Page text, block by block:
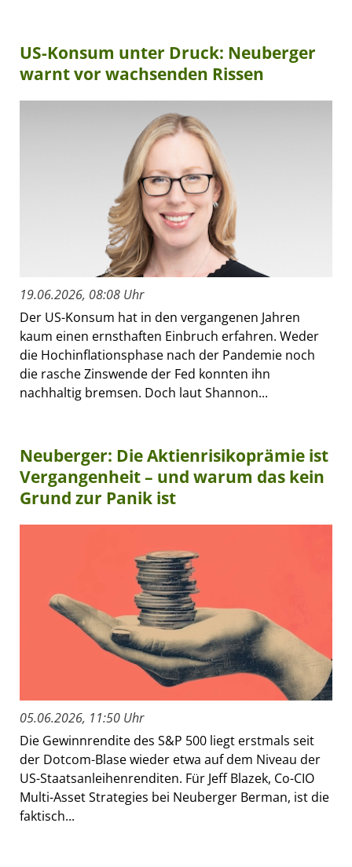
US-Konsum unter Druck: Neuberger
warnt vor wachsenden Rissen
19.06.2026, 08:08 Uhr
Der US-Konsum hat in den vergangenen Jahren
kaum einen ernsthaften Einbruch erfahren. Weder
die Hochinflationsphase nach der Pandemie noch
die rasche Zinswende der Fed konnten ihn
nachhaltig bremsen. Doch laut Shannon...
Neuberger: Die Aktienrisikoprämie ist
Vergangenheit – und warum das kein
Grund zur Panik ist
05.06.2026, 11:50 Uhr
Die Gewinnrendite des S&P 500 liegt erstmals seit
der Dotcom-Blase wieder etwa auf dem Niveau der
US-Staatsanleihenrenditen. Für Jeff Blazek, Co-CIO
Multi-Asset Strategies bei Neuberger Berman, ist die
faktisch...